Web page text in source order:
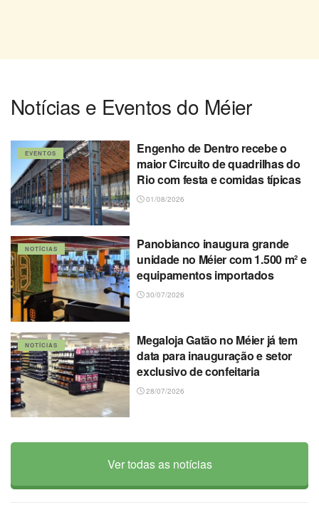
Notícias e Eventos do Méier
EVENTOS
Engenho de Dentro recebe o
maior Circuito de quadrilhas do
Rio com festa e comidas típicas
01/08/2026
NOTÍCIAS
Panobianco inaugura grande
unidade no Méier com 1.500 m² e
equipamentos importados
30/07/2026
NOTÍCIAS
Megaloja Gatão no Méier já tem
data para inauguração e setor
exclusivo de confeitaria
28/07/2026
Ver todas as notícias